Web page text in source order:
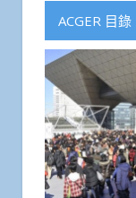
ACGER 目錄